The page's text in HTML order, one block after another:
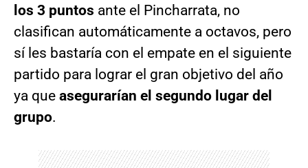
los 3 puntos ante el Pincharrata, no
clasifican automáticamente a octavos, pero
sí les bastaría con el empate en el siguiente
partido para lograr el gran objetivo del año
ya que asegurarían el segundo lugar del
grupo.